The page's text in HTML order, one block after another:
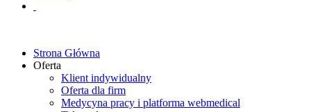
Strona Główna
Oferta
Klient indywidualny
Oferta dla firm
Medycyna pracy i platforma webmedical